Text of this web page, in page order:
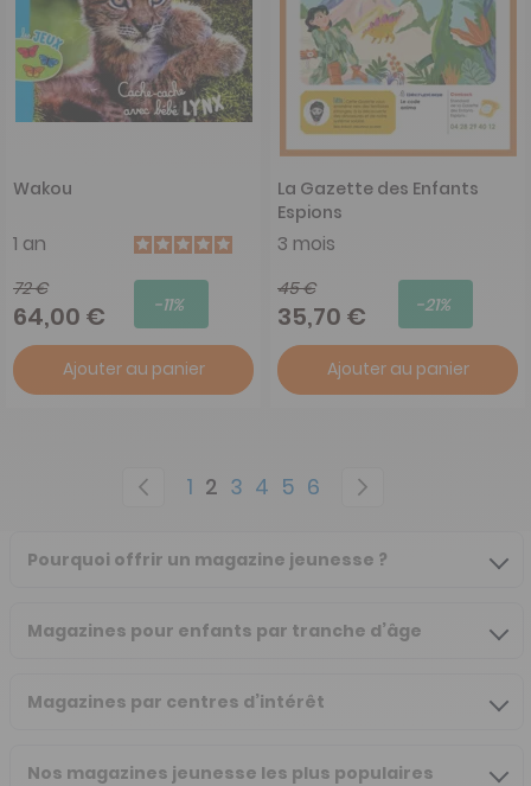
Wakou
1 an
72 €
64,00 € -11%
Ajouter au panier
La Gazette des Enfants
Espions
3 mois
45 €
35,70 € -21%
Ajouter au panier
Page Page
Précédent
Page
1 You're currently reading page
2 Page
3 Page
4 Page
5 Page
6
Pourquoi offrir un magazine jeunesse ?
Magazines pour enfants par tranche d’âge
Magazines par centres d’intérêt
Nos magazines jeunesse les plus populaires